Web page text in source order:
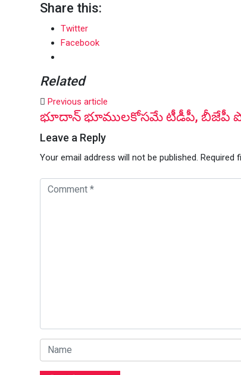
Share this:
Twitter
Facebook
Related
Previous article
భూదాన్ భూములకోసమే టీడీపీ, బీజేపీ
Leave a Reply
Your email address will not be published. Required